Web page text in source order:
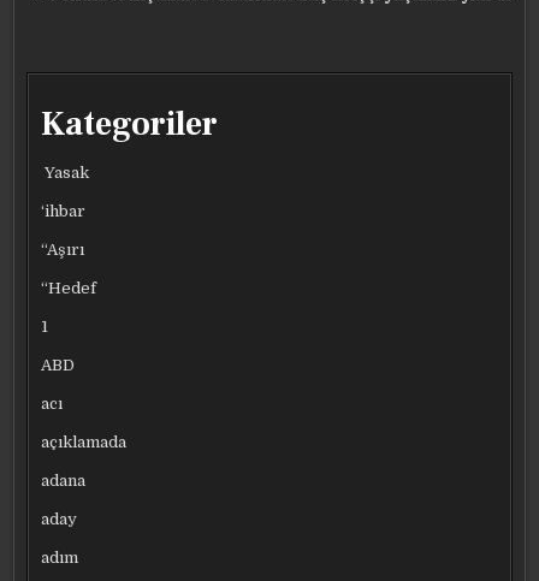
Kategoriler
Yasak
‘ihbar
“Aşırı
“Hedef
1
ABD
acı
açıklamada
adana
aday
adım